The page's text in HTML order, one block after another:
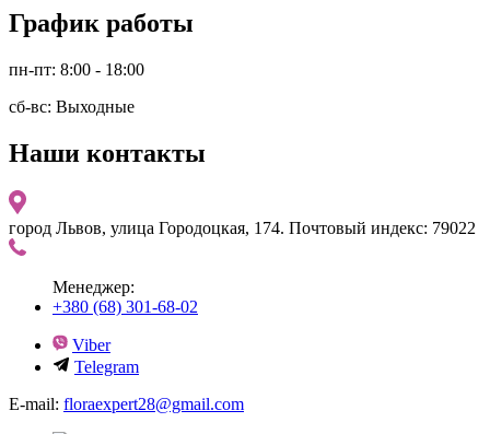
График работы
пн-пт: 8:00 - 18:00
сб-вс: Выходные
Наши контакты
город Львов, улица Городоцкая, 174. Почтовый индекс: 79022
Менеджер:
+380 (68) 301-68-02
Viber
Telegram
E-mail: floraexpert28@gmail.com